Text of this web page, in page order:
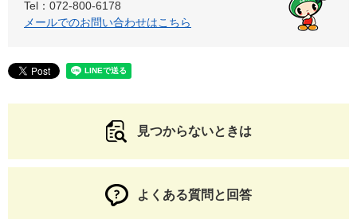
Tel：072-800-6178
メールでのお問い合わせはこちら
見つからないときは
よくある質問と回答